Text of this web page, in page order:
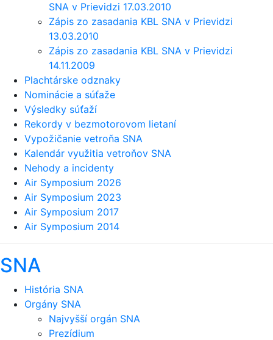
SNA v Prievidzi 17.03.2010
Zápis zo zasadania KBL SNA v Prievidzi
13.03.2010
Zápis zo zasadania KBL SNA v Prievidzi
14.11.2009
Plachtárske odznaky
Nominácie a súťaže
Výsledky súťaží
Rekordy v bezmotorovom lietaní
Vypožičanie vetroňa SNA
Kalendár využitia vetroňov SNA
Nehody a incidenty
Air Symposium 2026
Air Symposium 2023
Air Symposium 2017
Air Symposium 2014
SNA
História SNA
Orgány SNA
Najvyšší orgán SNA
Prezídium